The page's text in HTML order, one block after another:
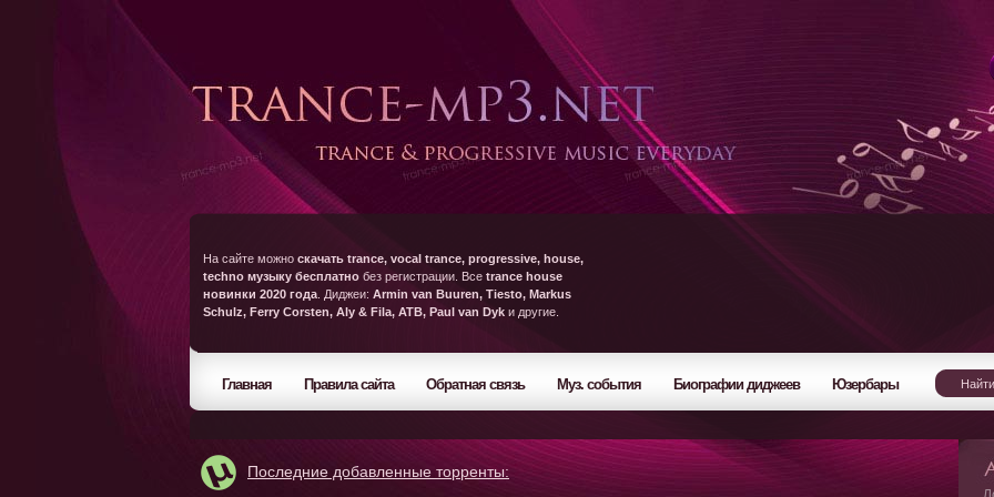
На сайте можно скачать trance, vocal trance, progressive, house,
techno музыку бесплатно без регистрации. Все trance house
новинки 2020 года . Диджеи: Armin van Buuren, Tiesto, Markus
Schulz, Ferry Corsten, Aly & Fila, ATB, Paul van Dyk и другие.
Главная Правила сайта Обратная связь Муз. события Биографии диджеев Юзербары
Последние добавленные торренты: